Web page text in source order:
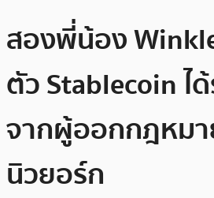
สองพี่น้อง
ตัว Stablecoin ไ
จากผู้ออกกฎหมา
นิวยอร์ก